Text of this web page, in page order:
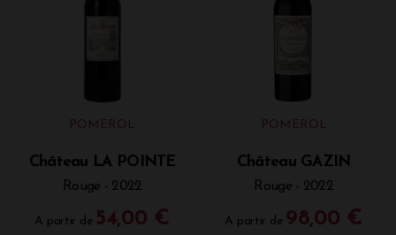
POMEROL
Château LA POINTE
Rouge - 2022
A partir de 54,00 €
POMEROL
Château GAZIN
Rouge - 2022
A partir de 98,00 €